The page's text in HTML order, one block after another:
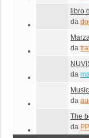
libro
da
da
da
da
The
da